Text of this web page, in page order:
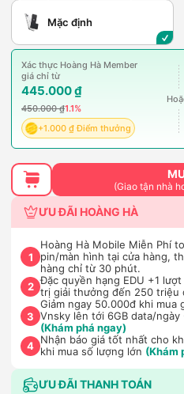
Mặc định
Xác thực Hoàng Hà Member
giá chỉ từ
445.000 ₫
450.000 ₫1.1%
+1.000 ₫ Điểm thưởng
(Giao tận nhà
ƯU ĐÃI HOÀNG HÀ
1
Hoàng Hà Mobile Miễn Phí
pin/màn hình tại cửa hàng,
hàng chỉ từ 30 phút.
2 Đặc quyền hạng EDU +1
trị giải thưởng đến 250 triệu
3
Giảm ngay 50.000đ khi
Vnsky lên tới 6GB data/
(Khám phá ngay)
4 Nhận báo giá tốt nhất cho
khi mua số lượng lớn (Khám
ƯU ĐÃI THANH TOÁN